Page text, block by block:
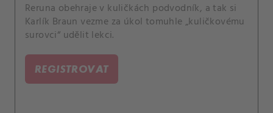
Reruna obehraje v kuličkách podvodník, a tak si
Karlík Braun vezme za úkol tomuhle „kuličkovému
surovci“ udělit lekci.
REGISTROVAT